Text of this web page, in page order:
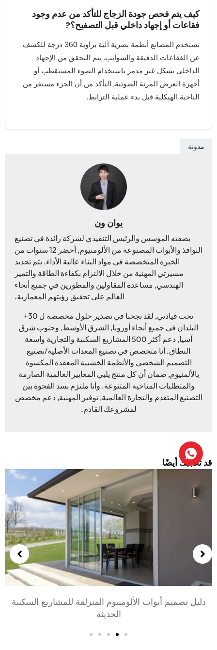
كيف يتم فحص جودة الزجاج للتأكد من عدم وجود
فقاعات أو إجهاد داخلي قبل التصفيح؟?
تستخدم المصانع أنظمة بصرية آلية بزاوية 360 درجة للكشف
عن الفقاعات الدقيقة والشوائب. يتم التحقق من الإجهاد
الداخلي بشكل غير مدمر باستخدام الضوء المستقطب أو
أجهزة العرض المرنة الضوئية, التأكد من أن الجزء مستقر من
الناحية الهيكلية قبل بدء عملية الترابط.
مدونة
يوان ون
بصفته المؤسس والرئيس التنفيذي لشركة رائدة في تصنيع
النوافذ والأبواب المصنوعة من الألومنيوم, أحضر 12 سنوات من
الخبرة المتخصصة في مواد البناء عالية الأداء. يتم تحديد
مسيرتي المهنية من خلال الالتزام بكفاءة الطاقة والتميز
الهندسي, مساعدة المقاولين والمطورين في جميع أنحاء
العالم على تحقيق رؤيتهم المعمارية.
تحت قيادتي, لقد نجحنا في تصدير حلول مخصصة ل 30+
البلدان في جميع أنحاء أوروبا, الشرق الأوسط, وجنوب شرق
آسيا, دعم أكثر 500 المشاريع السكنية والتجارية واسعة
النطاق. أنا متخصص في تصنيع المعدات الأصلية/تصنيع
التصميم الشخصي والأنظمة الخشبية المعقدة المكسوة
بالألمنيوم, ضمان أن كل منتج يلبي المعايير العالمية الصارمة
والمتطلبات المناخية المتنوعة. وأنا ملتزم بسد الفجوة بين
التصنيع المتقدم والتجارة العالمية, توفير المهنية, دعم مخصص
لمشروعك القادم.
تعجبك أيضًا
اختيار أبواب الألومنيوم لغرف النوم وغرف المعيشة: راحة,
أسلوب, والخصوصية